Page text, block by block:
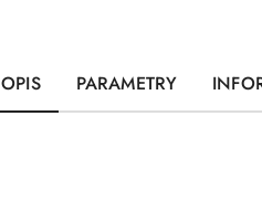
OPIS PARAMETRY